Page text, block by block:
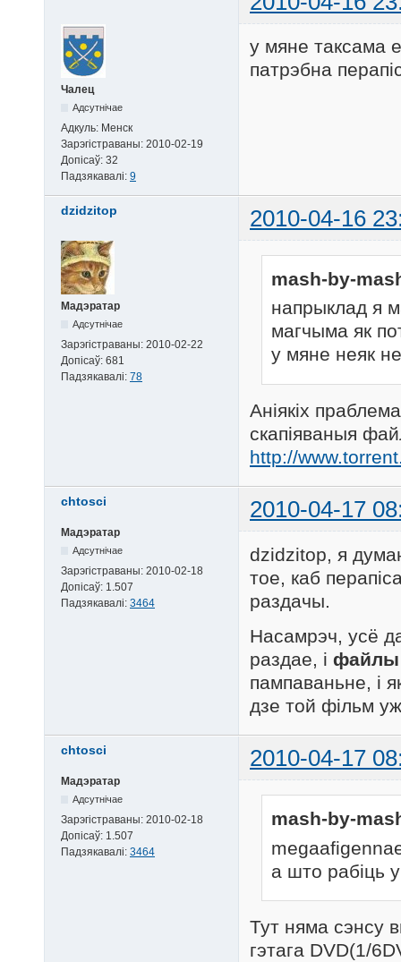
Чалец
Адсутнічае
Адкуль: Менск
Зарэгістраваны: 2010-02-19
Допісаў: 32
Падзякавалі: 9
у мяне таксама
патрэбна
dzidzitop 2010-04-16
Мадэратар
Адсутнічае
Зарэгістраваны: 2010-02-22
Допісаў: 681
Падзякавалі: 78
mash-by-
напрыклад я
магчыма як
у мяне неяк
Аніякіх
скапіяваныя
http://
chtosci 2010-04-17
Мадэратар
Адсутнічае
Зарэгістраваны: 2010-02-18
Допісаў: 1.507
Падзякавалі: 3464
dzidzitop, я
тое, каб
раздачы.
Насамрэч, усё
раздае, і файлы
пампаваньне, і
дзе той фільм
chtosci 2010-04-17
Мадэратар
Адсутнічае
Зарэгістраваны: 2010-02-18
Допісаў: 1.507
Падзякавалі: 3464
mash-by-
а што рабіць
Тут няма сэнсу
гэтага DVD(1/